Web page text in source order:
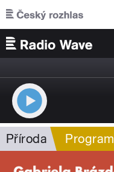
Přejít k hlavnímu obsahu
Příroda Program